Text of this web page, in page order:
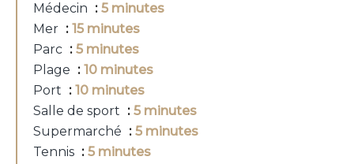
Médecin
5 minutes
Mer
15 minutes
Parc
5 minutes
Plage
10 minutes
Port
10 minutes
Salle de sport
5 minutes
Supermarché
5 minutes
Tennis
5 minutes